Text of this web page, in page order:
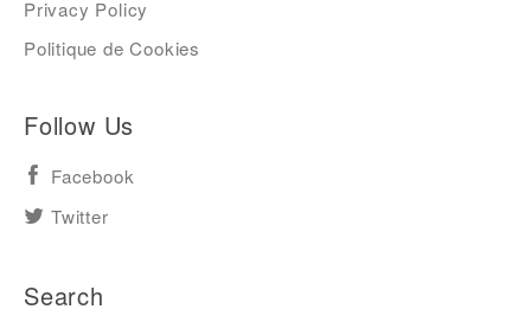
Privacy Policy
Politique de Cookies
Follow Us
Facebook
Twitter
Search